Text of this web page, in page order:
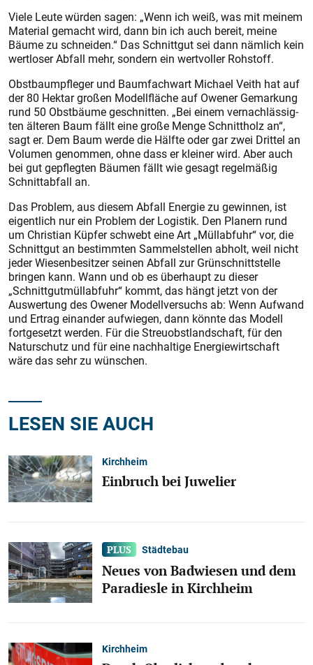
Viele Leute würden sagen: „Wenn ich weiß, was mit meinem
Material gemacht wird, dann bin ich auch bereit, meine
Bäume zu schneiden.“ Das Schnittgut sei dann nämlich kein
wertloser Abfall mehr, sondern ein wertvoller Rohstoff.
Obstbaumpfleger und Baumfachwart Michael Veith hat auf
der 80 Hektar großen Modellfläche auf Owener Gemarkung
rund 50 Obstbäume geschnitten. „Bei einem vernachlässig­
ten älteren Baum fällt eine große Menge Schnittholz an“,
sagt er. Dem Baum werde die Hälfte oder gar zwei Drittel an
Volumen genommen, ohne dass er kleiner wird. Aber auch
bei gut gepflegten Bäumen fällt wie gesagt regelmäßig
Schnittabfall an.
Das Problem, aus diesem Abfall Energie zu gewinnen, ist
eigentlich nur ein Problem der Logistik. Den Planern rund
um Christian Küpfer schwebt eine Art „Müllabfuhr“ vor, die
Schnittgut an bestimmten Sammelstellen abholt, weil nicht
jeder Wiesenbesitzer seinen Abfall zur Grünschnittstelle
bringen kann. Wann und ob es überhaupt zu dieser
„Schnittgutmüllabfuhr“ kommt, das hängt jetzt von der
Auswertung des Owener Modellversuchs ab: Wenn Aufwand
und Ertrag einander aufwiegen, dann könnte das Modell
fortgesetzt werden. Für die Streuobstlandschaft, für den
Naturschutz und für eine nachhaltige Energiewirtschaft
wäre das sehr zu wünschen.
LESEN SIE AUCH
Kirchheim
Einbruch bei Juwelier
Städtebau
Neues von Badwiesen und dem
Paradiesle in Kirchheim
Kirchheim